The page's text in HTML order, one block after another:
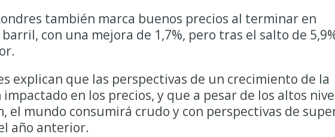
también marca buenos precios al terminar en
con una mejora de 1,7%, pero tras el salto de
explican que las perspectivas de un crecimiento de la
en los precios, y que a pesar de los altos
el mundo consumirá crudo y con perspectivas de
año anterior.